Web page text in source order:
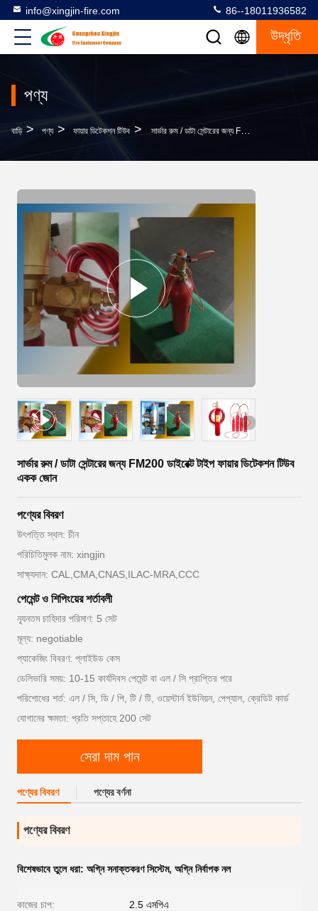
info@xingjin-fire.com 86--18011936582
উদ্ধৃতি
পণ্য
বাড়ি > পণ্য > ফায়ার ডিটেকশন টিউব > সার্ভার রুম / ডাটা সেন্টারের জন্য FM200 ডাইরেক্ট টাইপ ফায়ার ডিটেকশন টিউব একক জোন
সার্ভার রুম / ডাটা সেন্টারের জন্য FM200 ডাইরেক্ট টাইপ ফায়ার ডিটেকশন টিউব
একক জোন
পণ্যের বিবরণ
উৎপত্তি স্থল: চীন
পরিচিতিমুলক নাম: xingjin
সাক্ষ্যদান: CAL,CMA,CNAS,ILAC-MRA,CCC
পেমেন্ট ও শিপিংয়ের শর্তাবলী
ন্যূনতম চাহিদার পরিমাণ: 5 সেট
মূল্য: negotiable
প্যাকেজিং বিবরণ: প্লাইউড কেস
ডেলিভারি সময়: 10-15 কার্যদিবস পেমেন্ট বা এল / সি প্রাপ্তির পরে
পরিশোধের শর্ত: এল / সি, ডি / পি, টি / টি, ওয়েস্টার্ন ইউনিয়ন, পেপ্যাল, ক্রেডিট কার্ড
যোগানের ক্ষমতা: প্রতি সপ্তাহে 200 সেট
সেরা দাম পান
পণ্যের বিবরণ পণ্যের বর্ণনা
পণ্যের বিবরণ
বিশেষভাবে তুলে ধরা: অগ্নি সনাক্তকরণ সিস্টেম, অগ্নি নির্বাপক নল
কাজের চাপ: 2.5 এমপিএ